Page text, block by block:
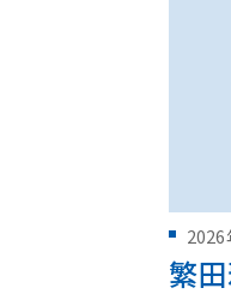
2026
繁